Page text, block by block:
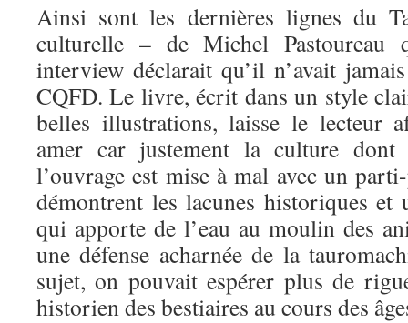
Ainsi sont les dernières lignes du
culturelle – de Michel Pastoureau
interview déclarait qu’il n’avait
CQFD. Le livre, écrit dans un style
belles illustrations, laisse le lecteur
amer car justement la culture
l’ouvrage est mise à mal avec un
démontrent les lacunes historiques et
qui apporte de l’eau au moulin des
une défense acharnée de la
sujet, on pouvait espérer plus de
historien des bestiaires au cours des